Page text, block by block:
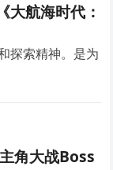
大航海时代：
探索精神。是为
角大战Boss